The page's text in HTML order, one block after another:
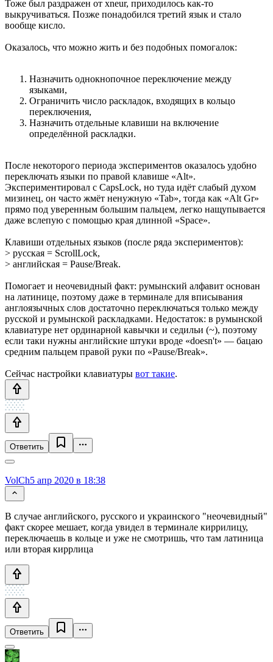
Тоже был раздражен от xneur, приходилось как-то
выкручиваться. Позже понадобился третий язык и стало
вообще кисло.
Оказалось, что можно жить и без подобных помогалок:
Назначить однокнопочное переключение между
языками,
Ограничить число раскладок, входящих в кольцо
переключения,
Назначить отдельные клавиши на включение
определённой раскладки.
После некоторого периода экспериментов оказалось удобно
переключать языки по правой клавише «Alt».
Экспериментировал с CapsLock, но туда идёт слабый духом
мизинец, он часто жмёт ненужную «Tab», тогда как «Alt Gr»
прямо под уверенным большим пальцем, легко нащупывается
даже вслепую с помощью края длинной «Space».
Клавиши отдельных языков (после ряда экспериментов):
> русская = ScrollLock,
> английская = Pause/Break.
Помогает и неочевидный факт: румынский алфавит основан
на латинице, поэтому даже в терминале для вписывания
англоязычных слов достаточно переключаться только между
русской и румынской раскладками. Недостаток: в румынской
клавиатуре нет ординарной кавычки и седильи (~), поэтому
если таки нужны английские штуки вроде «doesn't» — бацаю
средним пальцем правой руки по «Pause/Break».
Сейчас настройки клавиатуры вот такие.
Ответить
VolCh5 апр 2020 в 18:38
В случае английского, русского и украинского "неочевидный"
факт скорее мешает, когда увидел в терминале киррилицу,
переключаешь в кольце и уже не смотришь, что там латиница
или вторая киррлица
Ответить